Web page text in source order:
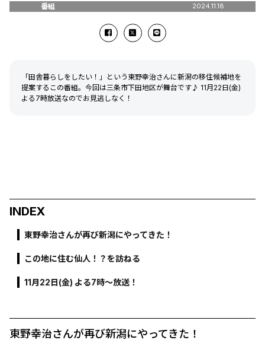
番組 2024.11.18
「田舎暮らしをしたい！」という東野幸治さんに新潟の移住候補地を
提案するこの番組。今回は三条市下田地区が舞台です♪ 11月22日(金)
よる7時放送なのでお見逃しなく！
INDEX
東野幸治さんが再び新潟にやってきた！
この地に住む仙人！？を訪ねる
11月22日(金) よる7時〜放送！
東野幸治さんが再び新潟にやってきた！